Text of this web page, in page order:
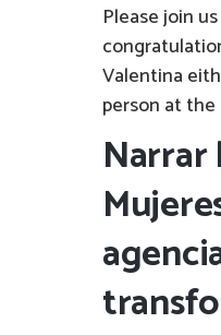
Please join
Valentina
person at
Narrar